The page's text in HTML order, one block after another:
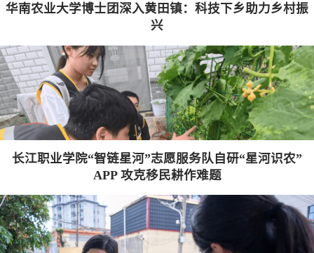
华南农业大学博士团深入黄田镇：科技下乡助力乡村振
兴
长江职业学院“智链星河”志愿服务队自研“星河识农”
APP 攻克移民耕作难题